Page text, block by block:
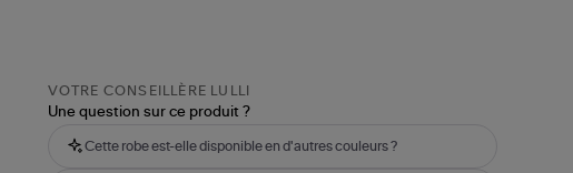
VOTRE CONSEILLÈRE LULLI
Une question sur ce produit ?
Cette robe est-elle disponible en d'autres couleurs ?